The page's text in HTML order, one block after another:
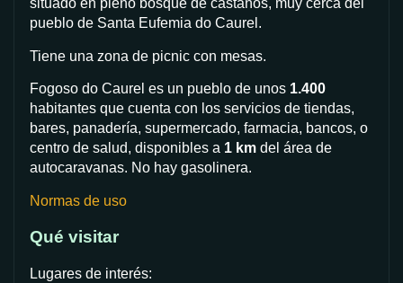
situado en pleno bosque de castaños, muy cerca del
pueblo de Santa Eufemia do Caurel.
Tiene una zona de picnic con mesas.
Fogoso do Caurel es un pueblo de unos 1.400
habitantes que cuenta con los servicios de tiendas,
bares, panadería, supermercado, farmacia, bancos, o
centro de salud, disponibles a 1 km del área de
autocaravanas. No hay gasolinera.
Normas de uso
Qué visitar
Lugares de interés: